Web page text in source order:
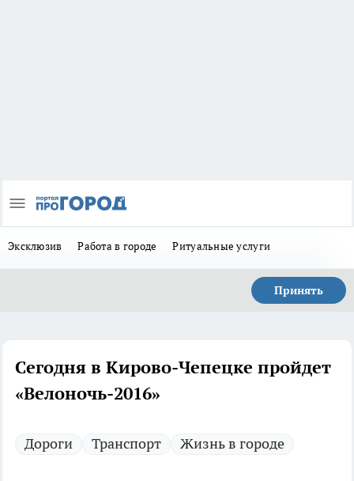
Эксклюзив Работа в городе Ритуальные услуги
Принять
Сегодня в Кирово-Чепецке пройдет
«Велоночь-2016»
Дороги Транспорт Жизнь в городе